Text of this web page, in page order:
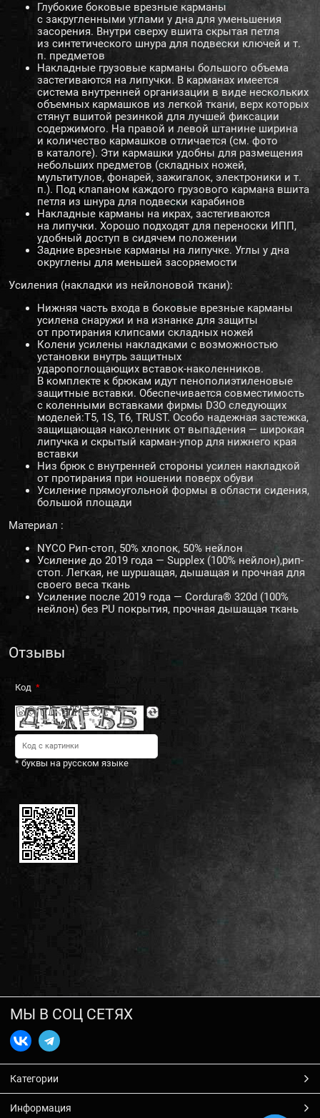
Глубокие боковые врезные карманы
с закругленными углами у дна для уменьшения
засорения. Внутри сверху вшита скрытая петля
из синтетического шнура для подвески ключей и т.
п. предметов
Накладные грузовые карманы большого объема
застегиваются на липучки. В карманах имеется
система внутренней организации в виде нескольких
объемных кармашков из легкой ткани, верх которых
стянут вшитой резинкой для лучшей фиксации
содержимого. На правой и левой штанине ширина
и количество кармашков отличается (см. фото
в каталоге). Эти кармашки удобны для размещения
небольших предметов (складных ножей,
мультитулов, фонарей, зажигалок, электроники и т.
п.). Под клапаном каждого грузового кармана вшита
петля из шнура для подвески карабинов
Накладные карманы на икрах, застегиваются
на липучки. Хорошо подходят для переноски ИПП,
удобный доступ в сидячем положении
Задние врезные карманы на липучке. Углы у дна
округлены для меньшей засоряемости
Усиления (накладки из нейлоновой ткани):
Нижняя часть входа в боковые врезные карманы
усилена снаружи и на изнанке для защиты
от протирания клипсами складных ножей
Колени усилены накладками с возможностью
установки внутрь защитных
ударопоглощающих вставок-наколенников.
В комплекте к брюкам идут пенополиэтиленовые
защитные вставки. Обеспечивается совместимость
с коленными вставками фирмы D3O следующих
моделей:T5, 1S, T6, TRUST. Особо надежная застежка,
защищающая наколенник от выпадения — широкая
липучка и скрытый карман-упор для нижнего края
вставки
Низ брюк с внутренней стороны усилен накладкой
от протирания при ношении поверх обуви
Усиление прямоугольной формы в области сидения,
большой площади
Материал :
NYCO Рип-стоп, 50% хлопок, 50% нейлон
Усиление до 2019 года — Supplex (100% нейлон),рип-
стоп. Легкая, не шуршащая, дышащая и прочная для
своего веса ткань
Усиление после 2019 года — Cordura® 320d (100%
нейлон) без PU покрытия, прочная дышащая ткань
Отзывы
Код
* буквы на русском языке
МЫ В СОЦ СЕТЯХ
Категории
Информация